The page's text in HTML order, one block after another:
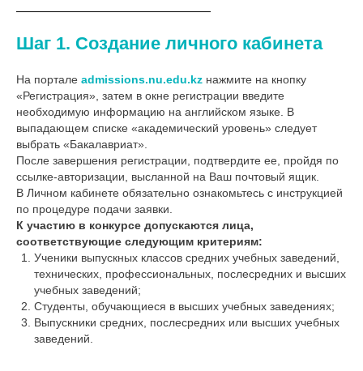
Шаг 1. Создание личного кабинета
На портале admissions.nu.edu.kz нажмите на кнопку
«Регистрация», затем в окне регистрации введите
необходимую информацию на английском языке. В
выпадающем списке «академический уровень» следует
выбрать «Бакалавриат».
После завершения регистрации, подтвердите ее, пройдя по
ссылке-авторизации, высланной на Ваш почтовый ящик.
В Личном кабинете обязательно ознакомьтесь с инструкцией
по процедуре подачи заявки.
К участию в конкурсе допускаются лица,
соответствующие следующим критериям:
Ученики выпускных классов средних учебных заведений,
технических, профессиональных, послесредних и высших
учебных заведений;
Студенты, обучающиеся в высших учебных заведениях;
Выпускники средних, послесредних или высших учебных
заведений.